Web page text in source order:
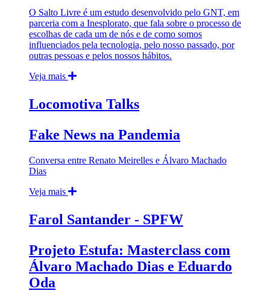
O Salto Livre é um estudo desenvolvido pelo GNT, em
parceria com a Inesplorato, que fala sobre o processo de
escolhas de cada um de nós e de como somos
influenciados pela tecnologia, pelo nosso passado, por
outras pessoas e pelos nossos hábitos.
Veja mais
Locomotiva Talks
Fake News na Pandemia
Conversa entre Renato Meirelles e Álvaro Machado
Dias
Veja mais
Farol Santander - SPFW
Projeto Estufa: Masterclass com
Álvaro Machado Dias e Eduardo
Oda